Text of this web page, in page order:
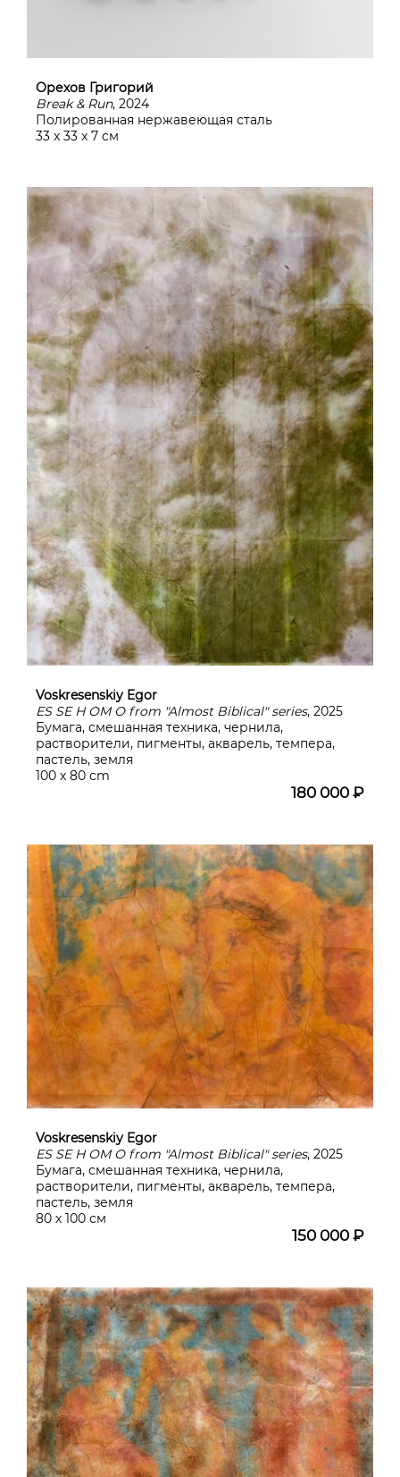
Орехов Григорий
Break & Run, 2024
Полированная нержавеющая сталь
33 x 33 x 7 cм
Voskresenskiy Egor
ES SE Н ОМ О from "Almost Biblical" series, 2025
Бумага, смешанная техника, чернила,
растворители, пигменты, акварель, темпера,
пастель, земля
100 х 80 cm
180 000 ₽
Voskresenskiy Egor
ES SE Н ОМ О from "Almost Biblical" series, 2025
Бумага, смешанная техника, чернила,
растворители, пигменты, акварель, темпера,
пастель, земля
80 х 100 см
150 000 ₽